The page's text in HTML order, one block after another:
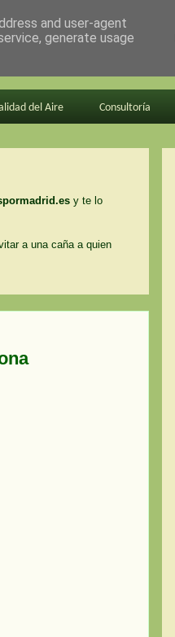
del Aire Consultoría
y te lo
a una caña a quien
and user-agent
generate usage